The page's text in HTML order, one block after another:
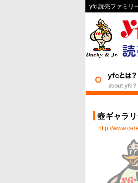
yfc 読売ファミリ
壺ギャラ
http://